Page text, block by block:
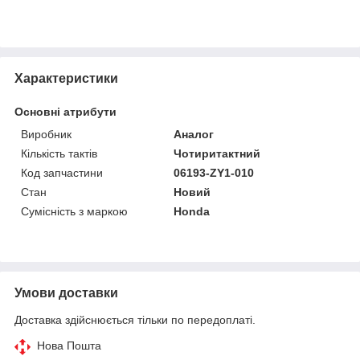
Характеристики
Основні атрибути
Виробник
Аналог
Кількість тактів
Чотиритактний
Код запчастини
06193-ZY1-010
Стан
Новий
Сумісність з маркою
Honda
Умови доставки
Доставка здійснюється тільки по передоплаті.
Нова Пошта